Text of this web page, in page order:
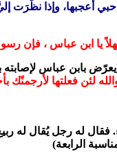
أعجبها، وإذا نظَرَت
يا ابن عباس ، فإن
بابن عباس
لئن فعلتها لأرجمنّك
فقال له رجل يُقال
الرابعة)